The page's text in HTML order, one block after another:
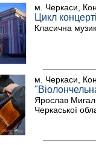
м. Черкаси,
Цикл
Класична
м. Черкаси,
Ярослав
Черкаської